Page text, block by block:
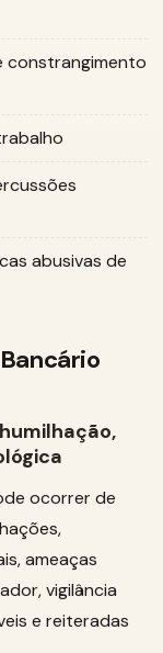
constrangimento
abusivas de
ocorrer de
ameaças
vigilância
e reiteradas